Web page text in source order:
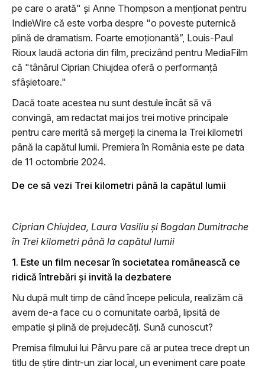
pe care o arată" și Anne Thompson a menționat pentru
IndieWire că este vorba despre "o poveste puternică
plină de dramatism. Foarte emoționantă”, Louis-Paul
Rioux laudă actoria din film, precizând pentru MediaFilm
că "tânărul Ciprian Chiujdea oferă o performanță
sfâșietoare."
Dacă toate acestea nu sunt destule încât să vă
convingă, am redactat mai jos trei motive principale
pentru care merită să mergeți la cinema la Trei kilometri
până la capătul lumii. Premiera în România este pe data
de 11 octombrie 2024.
De ce să vezi Trei kilometri până la capătul lumii
Ciprian Chiujdea, Laura Vasiliu și Bogdan Dumitrache
în Trei kilometri până la capătul lumii
1. Este un film necesar în societatea românească ce
ridică întrebări și invită la dezbatere
Nu după mult timp de când începe pelicula, realizăm că
avem de-a face cu o comunitate oarbă, lipsită de
empatie și plină de prejudecăți. Sună cunoscut?
Premisa filmului lui Pârvu pare că ar putea trece drept un
titlu de știre dintr-un ziar local, un eveniment care poate